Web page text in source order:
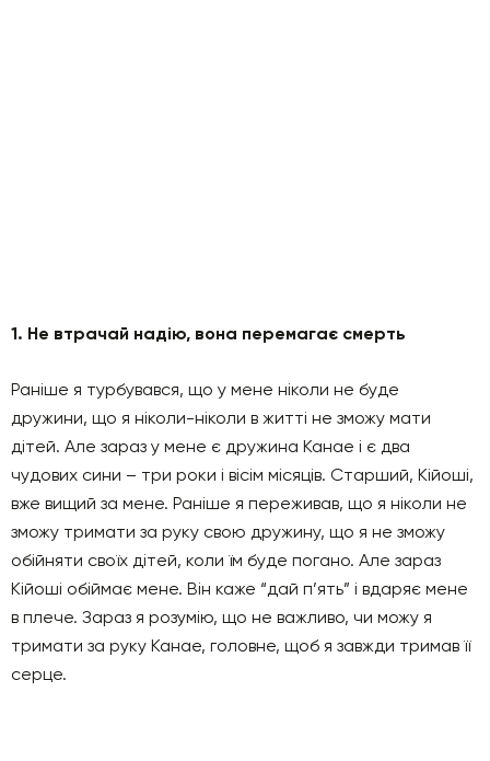
1. Не втрачай надію, вона перемагає смерть
Раніше я турбувався, що у мене ніколи не буде
дружини, що я ніколи-ніколи в житті не зможу мати
дітей. Але зараз у мене є дружина Канае і є два
чудових сини – три роки і вісім місяців. Старший, Кійоші,
вже вищий за мене. Раніше я переживав, що я ніколи не
зможу тримати за руку свою дружину, що я не зможу
обійняти своїх дітей, коли їм буде погано. Але зараз
Кійоші обіймає мене. Він каже “дай п’ять” і вдаряє мене
в плече. Зараз я розумію, що не важливо, чи можу я
тримати за руку Канае, головне, щоб я завжди тримав її
серце.